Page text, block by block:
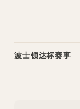
波士顿达标赛事